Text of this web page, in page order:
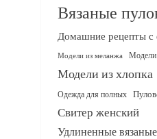
Вязаные
Домашние рецепты с
Модели из меланжа Модели
Модели из хлопка
Одежда для полных
Свитер женский
Удлиненные